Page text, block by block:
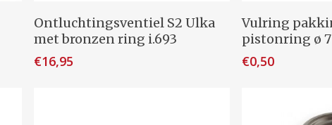
Toevoegen Aan Winkelwagen
Ontluchtingsventiel S2 Ulka
met bronzen ring i.693
€16,95
Vulring
pistonring ø
€0,50